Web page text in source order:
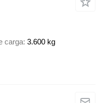
carga 3.600 kg